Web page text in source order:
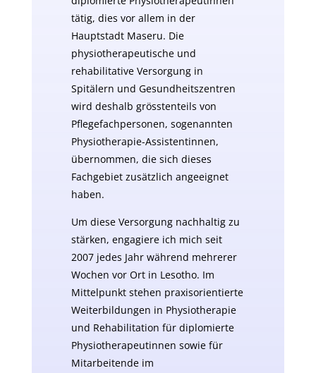
tätig, dies vor allem in der
Hauptstadt Maseru. Die
physiotherapeutische und
rehabilitative Versorgung in
Spitälern und Gesundheitszentren
wird deshalb grösstenteils von
Pflegefachpersonen, sogenannten
Physiotherapie-Assistentinnen,
übernommen, die sich dieses
Fachgebiet zusätzlich angeeignet
haben.
Um diese Versorgung nachhaltig zu
stärken, engagiere ich mich seit
2007 jedes Jahr während mehrerer
Wochen vor Ort in Lesotho. Im
Mittelpunkt stehen praxisorientierte
Weiterbildungen in Physiotherapie
und Rehabilitation für diplomierte
Physiotherapeutinnen sowie für
Mitarbeitende im